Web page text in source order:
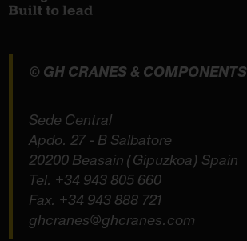
© GH CRANES & COMPONENTS
Sede Central
Apdo. 27 - B Salbatore
20200 Beasain (Gipuzkoa) Spain
Tel. +34 943 805 660
Fax. +34 943 888 721
ghcranes@ghcranes.com